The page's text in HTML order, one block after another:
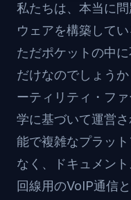
私たちは、本当に
ウェアを構築して
ただポケットの中
だけなのでしょう
ーティリティ・フ
学に基づいて運営
能で複雑なプラッ
なく、ドキュメン
回線用のVoIP通信